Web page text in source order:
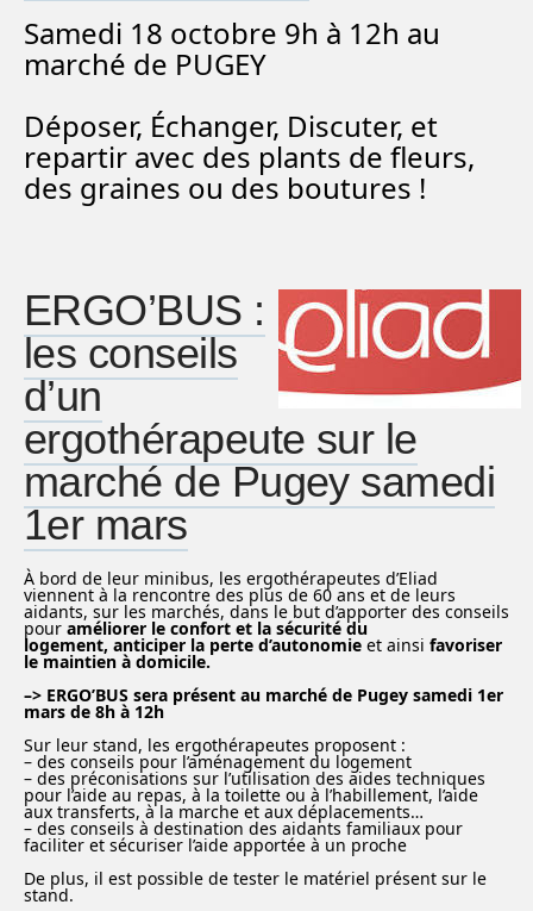
Samedi 18 octobre 9h à 12h au
marché de PUGEY
Déposer, Échanger, Discuter, et
repartir avec des plants de fleurs,
des graines ou des boutures !
ERGO’BUS :
les conseils
d’un
ergothérapeute sur le
marché de Pugey samedi
1er mars
À bord de leur minibus, les ergothérapeutes d’Eliad
viennent à la rencontre des plus de 60 ans et de leurs
aidants, sur les marchés, dans le but d’apporter des conseils
pour améliorer le confort et la sécurité du
logement, anticiper la perte d’autonomie et ainsi favoriser
le maintien à domicile.
–> ERGO’BUS sera présent au marché de Pugey samedi 1er
mars de 8h à 12h
Sur leur stand, les ergothérapeutes proposent :
– des conseils pour l’aménagement du logement
– des préconisations sur l’utilisation des aides techniques
pour l’aide au repas, à la toilette ou à l’habillement, l’aide
aux transferts, à la marche et aux déplacements…
– des conseils à destination des aidants familiaux pour
faciliter et sécuriser l’aide apportée à un proche
De plus, il est possible de tester le matériel présent sur le
stand.